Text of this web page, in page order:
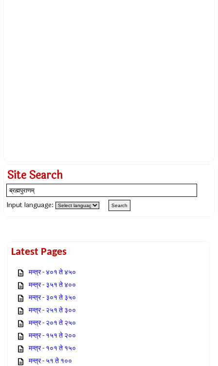
Site Search
Input language:
Latest Pages
मन्त्र - ४०१ ते ४५०
मन्त्र - ३५१ ते ४००
मन्त्र - ३०१ ते ३५०
मन्त्र - २५१ ते ३००
मन्त्र - २०१ ते २५०
मन्त्र - १५१ ते २००
मन्त्र - १०१ ते १५०
मन्त्र - ५१ ते १००